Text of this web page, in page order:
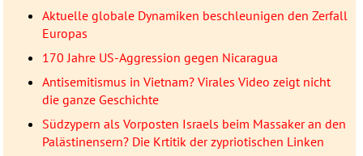
Aktuelle globale Dynamiken beschleunigen den Zerfall
Europas
170 Jahre US-Aggression gegen Nicaragua
Antisemitismus in Vietnam? Virales Video zeigt nicht
die ganze Geschichte
Südzypern als Vorposten Israels beim Massaker an den
Palästinensern? Die Krtitik der zypriotischen Linken